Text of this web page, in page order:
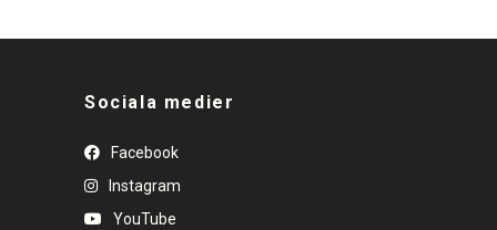
Sociala medier
Facebook
Instagram
YouTube